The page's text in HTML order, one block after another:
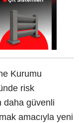
Kurumu
risk
daha güvenli
amacıyla yeni